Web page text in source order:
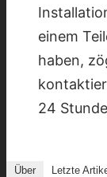
einem
haben,
24
Über Letzte